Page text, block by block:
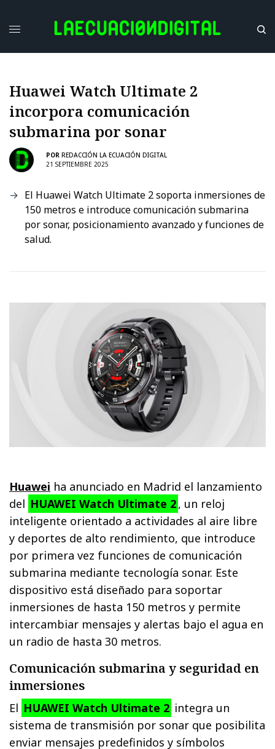
Huawei Watch Ultimate 2
incorpora comunicación
submarina por sonar
POR REDACCIÓN LA ECUACIÓN DIGITAL
21 SEPTIEMBRE 2025
El Huawei Watch Ultimate 2 soporta inmersiones de
150 metros e introduce comunicación submarina
por sonar, posicionamiento avanzado y funciones de
salud.
Huawei ha anunciado en Madrid el lanzamiento
del HUAWEI Watch Ultimate 2, un reloj
inteligente orientado a actividades al aire libre
y deportes de alto rendimiento, que introduce
por primera vez funciones de comunicación
submarina mediante tecnología sonar. Este
dispositivo está diseñado para soportar
inmersiones de hasta 150 metros y permite
intercambiar mensajes y alertas bajo el agua en
un radio de hasta 30 metros.
Comunicación submarina y seguridad en
inmersiones
El HUAWEI Watch Ultimate 2 integra un
sistema de transmisión por sonar que posibilita
enviar mensajes predefinidos y símbolos